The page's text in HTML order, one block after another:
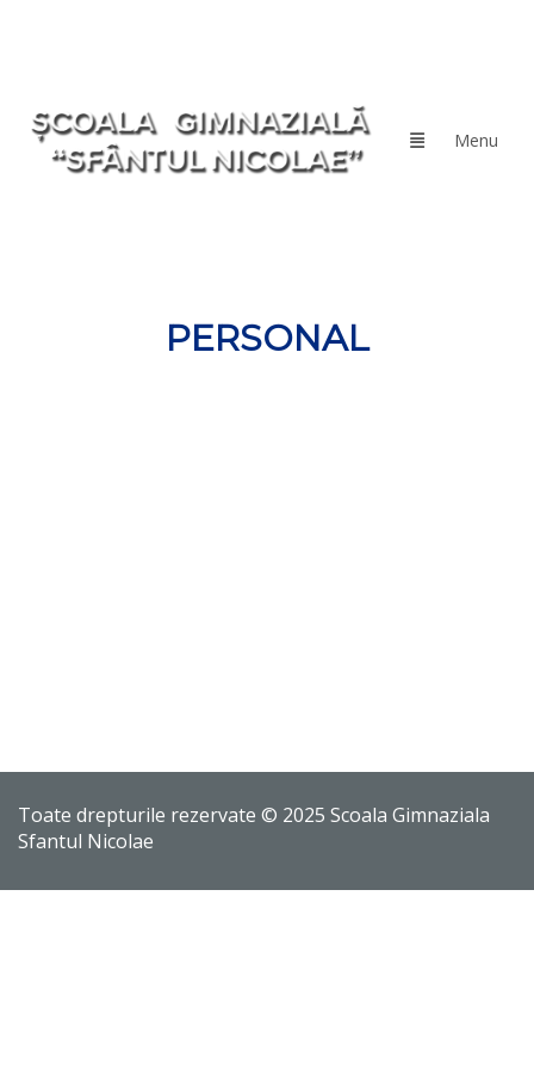
PERSONAL
Toate drepturile rezervate © 2025 Scoala Gimnaziala
Sfantul Nicolae